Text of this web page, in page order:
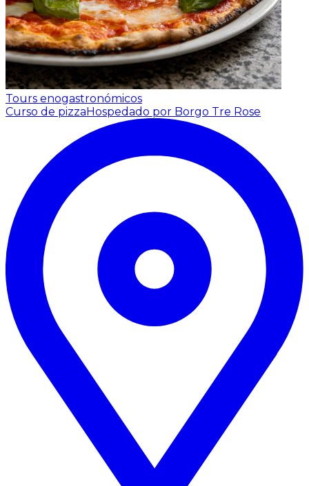
Tours enogastronómicos
Curso de pizzaHospedado por Borgo Tre Rose